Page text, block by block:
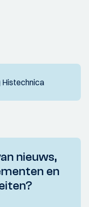
Histechnica
nieuws,
en